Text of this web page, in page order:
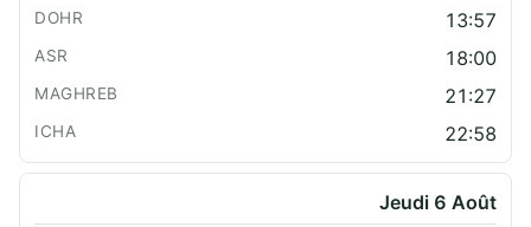
13:57
18:00
21:27
22:58
Jeudi 6 Août